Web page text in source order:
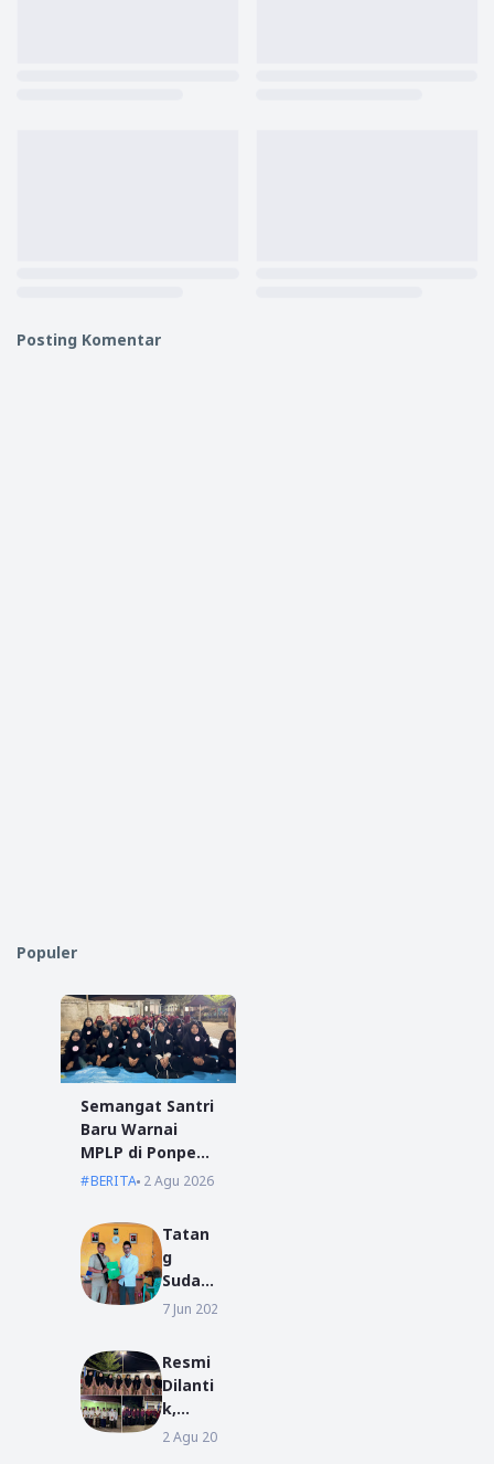
Posting Komentar
Populer
Semangat Santri
Baru Warnai
MPLP di Ponpes
Miftahul Ulum
BERITA 2 Agu 2026
Tatan
g
Sudar
ma
Sebag
ai
Bakal
Calon
BERITA
7 Jun 2022
Resmi
Dilanti
k,
Pengu
BERITA
2 Agu 2026